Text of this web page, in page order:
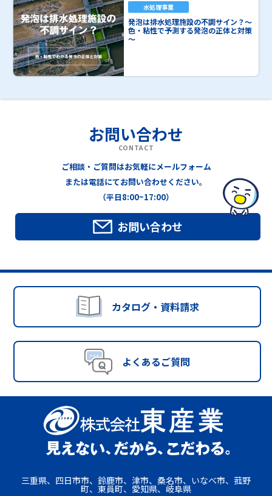
水処理事業
発泡は排水処理施設の不調サイン？～
色・粘性で予測する発泡の正体と対策
～
お問い合わせ
CONTACT
ご相談・ご質問はお気軽にメールフォーム
または電話にてお問い合わせください。
（平日8:00~17:00）
お問い合わせ
カタログ・資料請求
よくあるご質問
三重県、四日市市、鈴鹿市、津市、桑名市、いなべ市、菰野
町、東員町、愛知県、岐阜県